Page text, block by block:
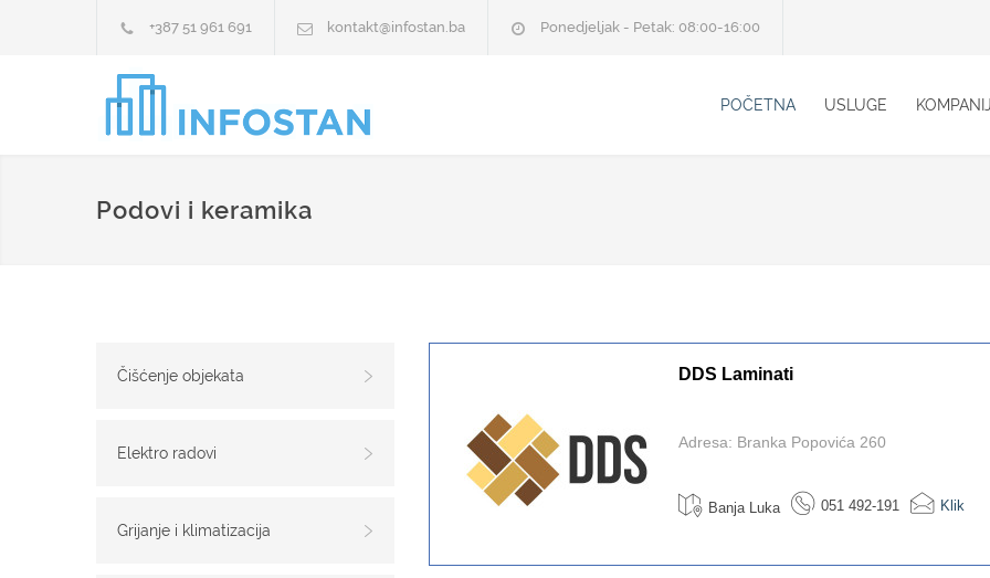
+387 51 961 691 kontakt@infostan.ba Ponedjeljak - Petak: 08:00-16:00
POČETNA USLUGE
Podovi i keramika
Čišćenje objekata
Elektro radovi
Grijanje i klimatizacija
DDS Laminati
Adresa: Branka Popovića 260
Banja Luka 051 492-191 Klik